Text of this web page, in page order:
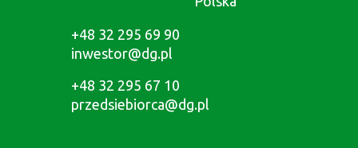
+48 32 295 69 90
inwestor@dg.pl
+48 32 295 67 10
przedsiebiorca@dg.pl